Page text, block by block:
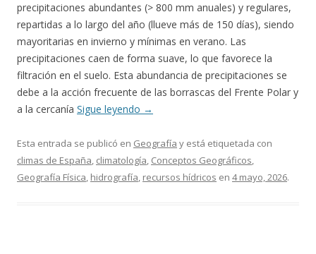
precipitaciones abundantes (> 800 mm anuales) y regulares,
repartidas a lo largo del año (llueve más de 150 días), siendo
mayoritarias en invierno y mínimas en verano. Las
precipitaciones caen de forma suave, lo que favorece la
filtración en el suelo. Esta abundancia de precipitaciones se
debe a la acción frecuente de las borrascas del Frente Polar y
a la cercanía Sigue leyendo →
Esta entrada se publicó en Geografía y está etiquetada con
climas de España, climatología, Conceptos Geográficos,
Geografía Física, hidrografía, recursos hídricos en 4 mayo, 2026.